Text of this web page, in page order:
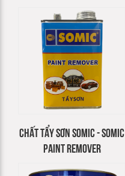
CHẤT TẨY SƠN SOMIC - SOMIC
PAINT REMOVER